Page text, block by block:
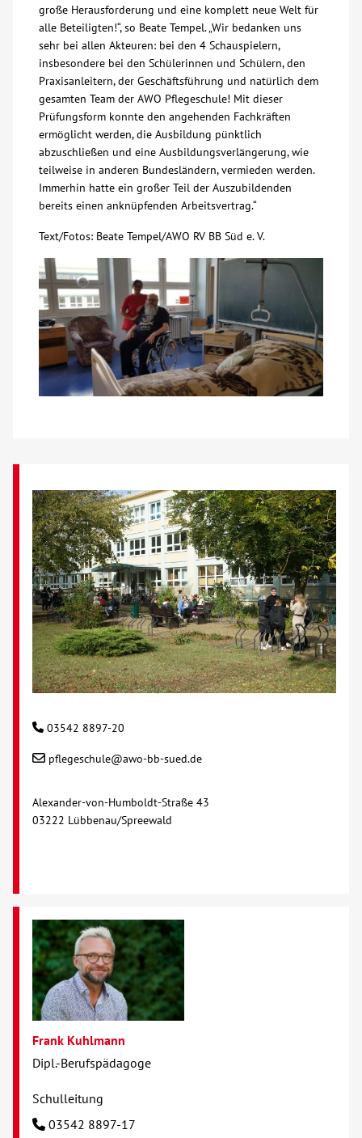
große Herausforderung und eine komplett neue Welt für
alle Beteiligten!“, so Beate Tempel. „Wir bedanken uns
sehr bei allen Akteuren: bei den 4 Schauspielern,
insbesondere bei den Schülerinnen und Schülern, den
Praxisanleitern, der Geschäftsführung und natürlich dem
gesamten Team der AWO Pflegeschule! Mit dieser
Prüfungsform konnte den angehenden Fachkräften
ermöglicht werden, die Ausbildung pünktlich
abzuschließen und eine Ausbildungsverlängerung, wie
teilweise in anderen Bundesländern, vermieden werden.
Immerhin hatte ein großer Teil der Auszubildenden
bereits einen anknüpfenden Arbeitsvertrag.“
Text/Fotos: Beate Tempel/AWO RV BB Süd e. V.
03542 8897-20
pflegeschule@awo-bb-sued.de
Alexander-von-Humboldt-Straße 43
03222 Lübbenau/Spreewald
Frank Kuhlmann
Dipl.-Berufspädagoge
Schulleitung
03542 8897-17